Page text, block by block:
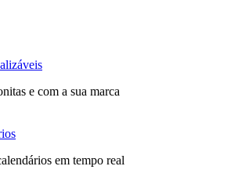
e com a sua marca
em tempo real